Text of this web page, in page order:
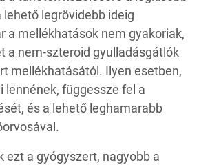
lehető legrövidebb ideig
a mellékhatások nem gyakoriak,
a nem-szteroid gyulladásgátlók
mellékhatásától. Ilyen esetben,
lennének, függessze fel a
és a lehető leghamarabb
ezt a gyógyszert, nagyobb a